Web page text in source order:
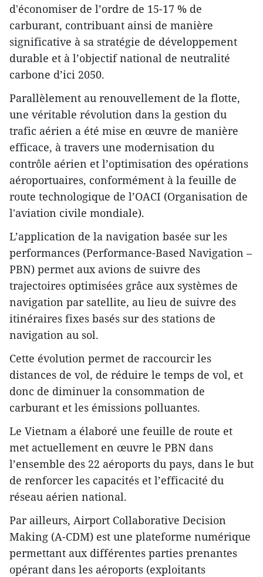
d'économiser de l’ordre de 15-17 % de
carburant, contribuant ainsi de manière
significative à sa stratégie de développement
durable et à l’objectif national de neutralité
carbone d’ici 2050.
Parallèlement au renouvellement de la flotte,
une véritable révolution dans la gestion du
trafic aérien a été mise en œuvre de manière
efficace, à travers une modernisation du
contrôle aérien et l’optimisation des opérations
aéroportuaires, conformément à la feuille de
route technologique de l’OACI (Organisation de
l'aviation civile mondiale).
L’application de la navigation basée sur les
performances (Performance-Based Navigation –
PBN) permet aux avions de suivre des
trajectoires optimisées grâce aux systèmes de
navigation par satellite, au lieu de suivre des
itinéraires fixes basés sur des stations de
navigation au sol.
Cette évolution permet de raccourcir les
distances de vol, de réduire le temps de vol, et
donc de diminuer la consommation de
carburant et les émissions polluantes.
Le Vietnam a élaboré une feuille de route et
met actuellement en œuvre le PBN dans
l’ensemble des 22 aéroports du pays, dans le but
de renforcer les capacités et l’efficacité du
réseau aérien national.
Par ailleurs, Airport Collaborative Decision
Making (A-CDM) est une plateforme numérique
permettant aux différentes parties prenantes
opérant dans les aéroports (exploitants